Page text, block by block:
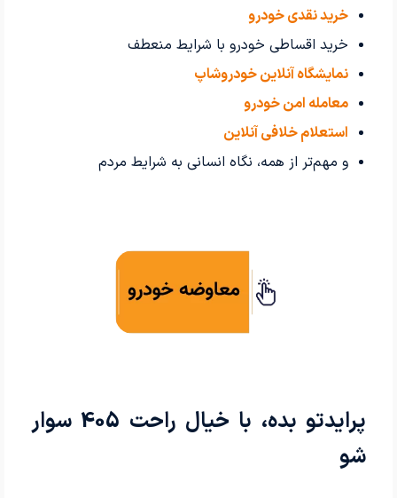
خرید نقدی خودرو
خرید اقساطی خودرو با شرایط منعطف
نمایشگاه آنلاین خودروشاپ
معامله امن خودرو
استعلام خلافی آنلاین
و مهم‌تر از همه، نگاه انسانی به شرایط مردم
پرایدتو بده، با خیال راحت 405 سوار
شو